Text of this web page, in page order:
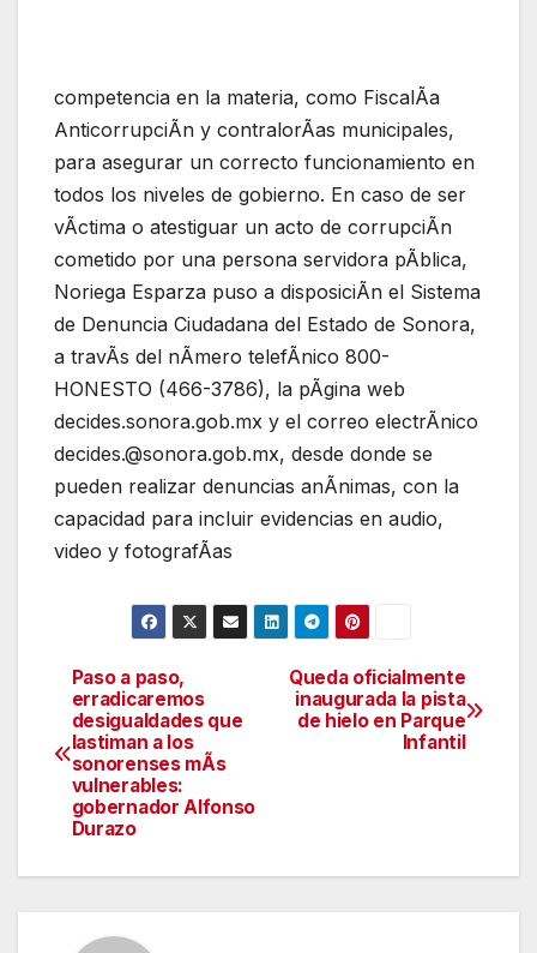
competencia en la materia, como FiscalÃa
AnticorrupciÃn y contralorÃas municipales,
para asegurar un correcto funcionamiento en
todos los niveles de gobierno. En caso de ser
vÃctima o atestiguar un acto de corrupciÃn
cometido por una persona servidora pÃblica,
Noriega Esparza puso a disposiciÃn el Sistema
de Denuncia Ciudadana del Estado de Sonora,
a travÃs del nÃmero telefÃnico 800-
HONESTO (466-3786), la pÃgina web
decides.sonora.gob.mx y el correo electrÃnico
decides.@sonora.gob.mx, desde donde se
pueden realizar denuncias anÃnimas, con la
capacidad para incluir evidencias en audio,
video y fotografÃas
Navegación
de
entradas
Queda oficialmente
inaugurada la pista
de hielo en Parque
Infantil
Paso a paso,
erradicaremos
desigualdades que
lastiman a los
sonorenses mÃs
vulnerables:
gobernador Alfonso
Durazo